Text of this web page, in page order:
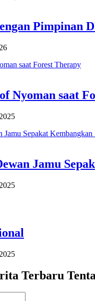
Pimpinan
Nyoman saat
Jamu
Terbaru